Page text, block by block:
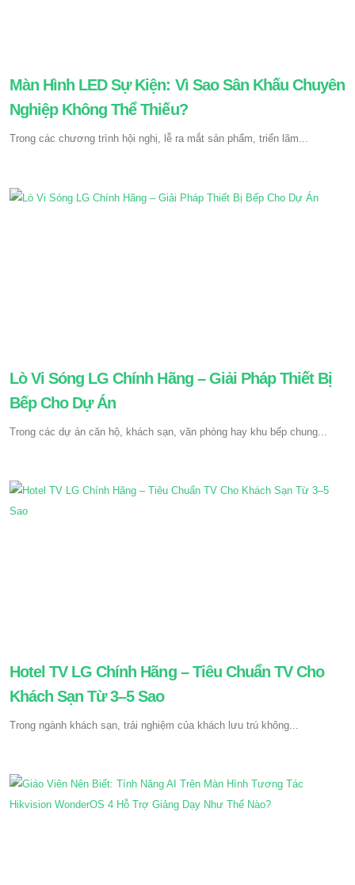
Màn Hình LED Sự Kiện: Vì Sao Sân Khấu Chuyên
Nghiệp Không Thể Thiếu?
Trong các chương trình hội nghị, lễ ra mắt sản phẩm, triển lãm...
Lò Vi Sóng LG Chính Hãng – Giải Pháp Thiết Bị
Bếp Cho Dự Án
Trong các dự án căn hộ, khách sạn, văn phòng hay khu bếp chung...
Hotel TV LG Chính Hãng – Tiêu Chuẩn TV Cho
Khách Sạn Từ 3–5 Sao
Trong ngành khách sạn, trải nghiệm của khách lưu trú không...